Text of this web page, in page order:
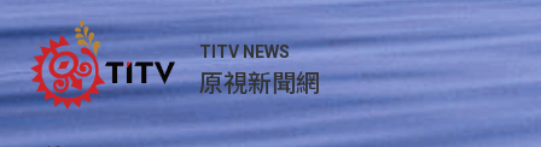
TITV NEWS
原視新聞網